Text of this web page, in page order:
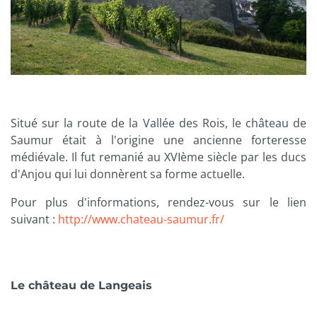
Situé sur la route de la Vallée des Rois, le château de
Saumur était à l'origine une ancienne forteresse
médiévale. Il fut remanié au XVIème siècle par les ducs
d'Anjou qui lui donnèrent sa forme actuelle.
Pour plus d'informations, rendez-vous sur le lien
suivant : http://www.chateau-saumur.fr/
Le château de Langeais